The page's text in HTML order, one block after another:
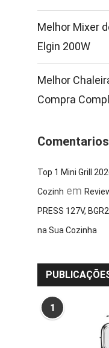
Melhor Mixer
Elgin 200W
Melhor
Compra
Top 1 Mini Grill
Cozinh em
PRESS 127V,
na Sua Cozinha
1